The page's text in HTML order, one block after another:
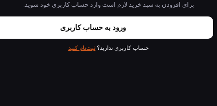
افزودن به سبد خرید لازم است وارد حساب کاربری خود شوید.
ورود به حساب کاربری
حساب کاربری ندارید؟ثبت‌نام کنید